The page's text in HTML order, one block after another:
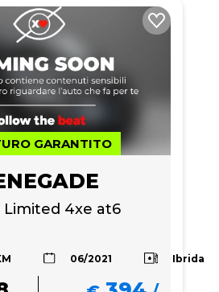
GARANTITO
Limited 4xe at6
06/2021 Ibrida